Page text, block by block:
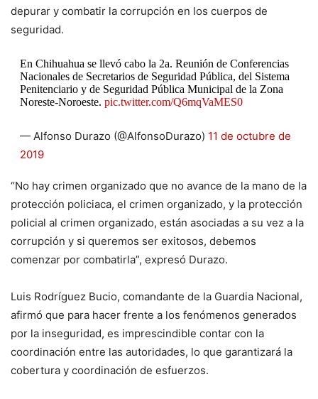
depurar y combatir la corrupción en los cuerpos de
seguridad.
En Chihuahua se llevó cabo la 2a. Reunión de Conferencias
Nacionales de Secretarios de Seguridad Pública, del Sistema
Penitenciario y de Seguridad Pública Municipal de la Zona
Noreste-Noroeste. pic.twitter.com/Q6mqVaMES0
— Alfonso Durazo (@AlfonsoDurazo) 11 de octubre de
2019
“No hay crimen organizado que no avance de la mano de la
protección policiaca, el crimen organizado, y la protección
policial al crimen organizado, están asociadas a su vez a la
corrupción y si queremos ser exitosos, debemos
comenzar por combatirla”, expresó Durazo.
Luis Rodríguez Bucio, comandante de la Guardia Nacional,
afirmó que para hacer frente a los fenómenos generados
por la inseguridad, es imprescindible contar con la
coordinación entre las autoridades, lo que garantizará la
cobertura y coordinación de esfuerzos.